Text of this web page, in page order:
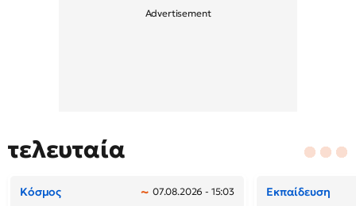
τελευταία
Κόσμος 07.08.2026 - 15:03 Εκπαίδευση